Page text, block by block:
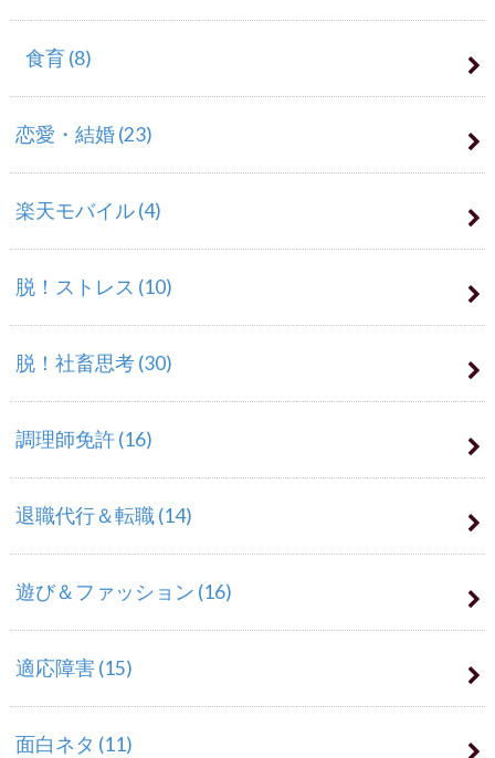
食育(8)
恋愛・結婚(23)
楽天モバイル(4)
脱！ストレス (10)
脱！社畜思考(30)
調理師免許(16)
退職代行＆転職(14)
遊び＆ファッション (16)
適応障害 (15)
面白ネタ (11)